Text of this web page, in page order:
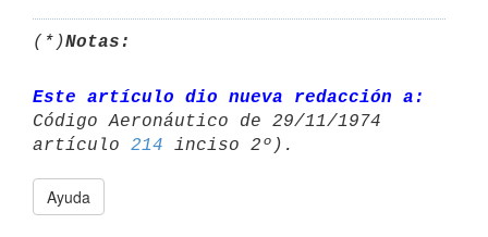
(*)Notas:
Este artículo dio nueva redacción a:
Código Aeronáutico de 29/11/1974
artículo 214
Ayuda